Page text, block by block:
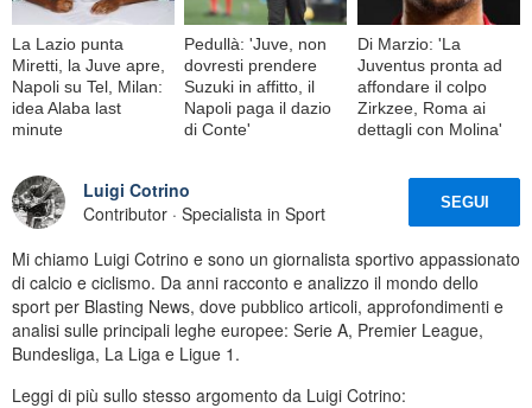
La Lazio punta
Miretti, la Juve apre,
Napoli su Tel, Milan:
idea Alaba last
minute
Pedullà: 'Juve, non
dovresti prendere
Suzuki in affitto, il
Napoli paga il dazio
di Conte'
Di Marzio: 'La
Juventus pronta ad
affondare il colpo
Zirkzee, Roma ai
dettagli con Molina'
Luigi Cotrino
Contributor · Specialista in Sport
SEGUI
Mi chiamo Luigi Cotrino e sono un giornalista sportivo appassionato
di calcio e ciclismo. Da anni racconto e analizzo il mondo dello
sport per Blasting News, dove pubblico articoli, approfondimenti e
analisi sulle principali leghe europee: Serie A, Premier League,
Bundesliga, La Liga e Ligue 1.
Leggi di più sullo stesso argomento da Luigi Cotrino: